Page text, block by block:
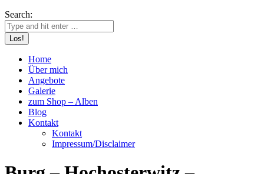
Search:
Home
Über mich
Angebote
Galerie
zum Shop – Alben
Blog
Kontakt
Kontakt
Impressum/Disclaimer